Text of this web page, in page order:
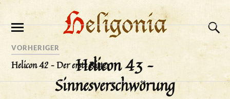
Helicon 43 –
Sinnesverschwörung
VORHERIGER
Helicon 42 – Der erste Ritter